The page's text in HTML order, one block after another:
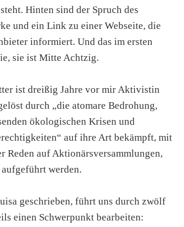
Hinten sind der Spruch des
und ein Link zu einer Webseite, die
informiert. Und das im ersten
sie ist Mitte Achtzig.
ist dreißig Jahre vor mir Aktivistin
durch „die atomare Bedrohung,
ökologischen Krisen und
auf ihre Art bekämpft, mit
Reden auf Aktionärsversammlungen,
werden.
geschrieben, führt uns durch zwölf
einen Schwerpunkt bearbeiten: